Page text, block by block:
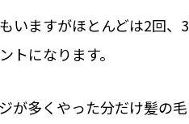
いますがほとんどは2回
トになります。
が多くやった分だけ髪の